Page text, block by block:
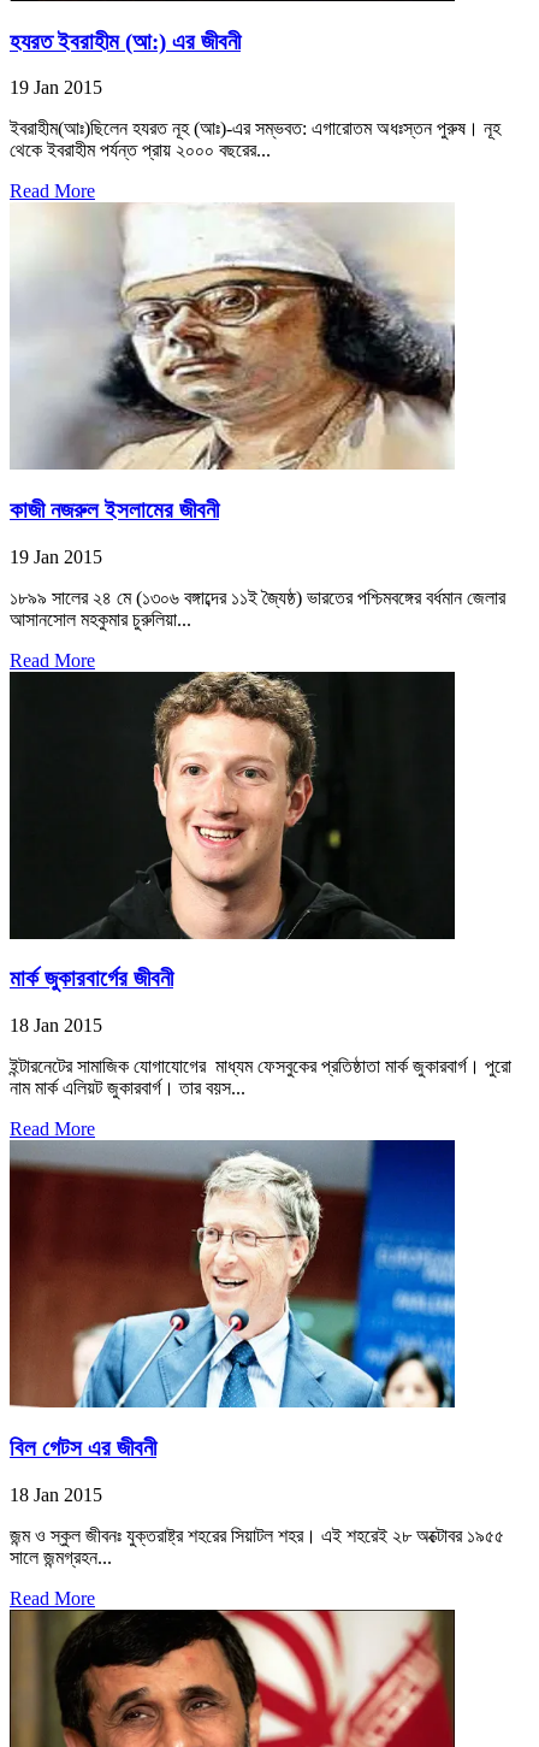
হযরত ইবরাহীম (আ:) এর জীবনী
19 Jan 2015
ইবরাহীম(আঃ)ছিলেন হযরত নূহ (আঃ)-এর সম্ভবত: এগারোতম অধঃস্তন পুরুষ। নূহ
থেকে ইবরাহীম পর্যন্ত প্রায় ২০০০ বছরের...
Read More
কাজী নজরুল ইসলামের জীবনী
19 Jan 2015
১৮৯৯ সালের ২৪ মে (১৩০৬ বঙ্গাব্দের ১১ই জ্যৈষ্ঠ) ভারতের পশ্চিমবঙ্গের বর্ধমান জেলার
আসানসোল মহকুমার চুরুলিয়া...
Read More
মার্ক জুকারবার্গের জীবনী
18 Jan 2015
ইন্টারনেটের সামাজিক যোগাযোগের মাধ্যম ফেসবুকের প্রতিষ্ঠাতা মার্ক জুকারবার্গ। পুরো
নাম মার্ক এলিয়ট জুকারবার্গ। তার বয়স...
Read More
বিল গেটস এর জীবনী
18 Jan 2015
জন্ম ও স্কুল জীবনঃ যুক্তরাষ্ট্র শহরের সিয়াটল শহর। এই শহরেই ২৮ অক্টোবর ১৯৫৫
সালে জন্মগ্রহন...
Read More